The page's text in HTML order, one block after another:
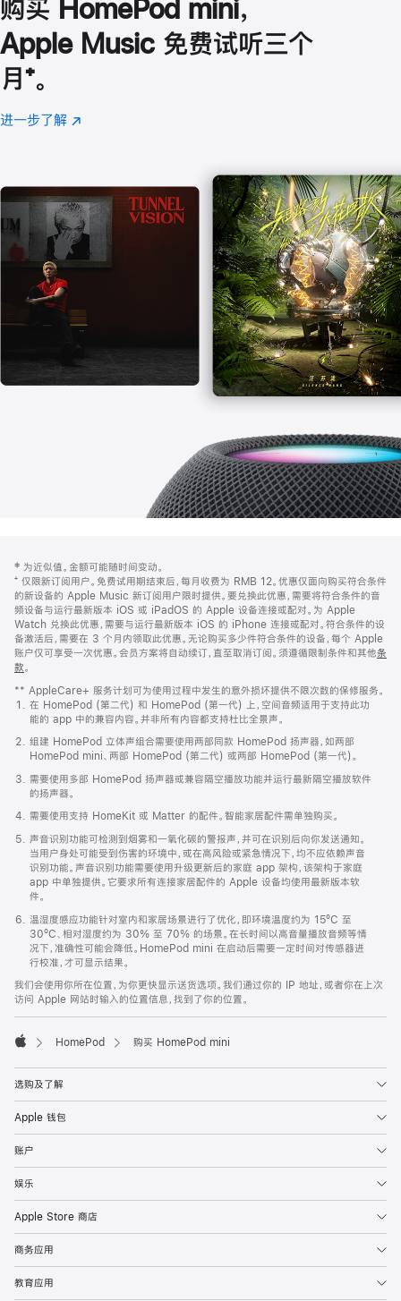
购买 HomePod mini，
Apple Music 免费试听三个
月 脚
注
⁺。
进一步了解 Apple
(在
口
中
打
开)
页
页
脚
注
‡ 为近似值。金额可能随时间变动。
⁺ 仅限新订阅用户。免费试用期结束后，每月收费为 RMB 12。优惠仅面向购买符合条件
的新设备的 Apple Music 新订阅用户限时提供。要兑换此优惠，需要将符合条件的音
频设备与运行最新版本 iOS 或 iPadOS 的 Apple 设备连接或配对。为 Apple
Watch 兑换此优惠，需要与运行最新版本 iOS 的 iPhone 连接或配对。符合条件的设
备激活后，需要在 3 个月内领取此优惠。无论购买多少件符合条件的设备，每个 Apple
账户仅可享受一次优惠。会员方案将自动续订，直至取消订阅。须遵循限制条件和其他条
款。
窗
口
中
打
开)
** AppleCare+ 服务计划可为使用过程中发生的意外损坏提供不限次数的保修服务。
在 HomePod (第二代) 和 HomePod (第一代) 上，空间音频适用于支持此功
能的 app 中的兼容内容。并非所有内容都支持杜比全景声。
组建 HomePod 立体声组合需要使用两部同款 HomePod 扬声器，如两部
HomePod mini、两部 HomePod (第二代) 或两部 HomePod (第一代)。
需要使用多部 HomePod 扬声器或兼容隔空播放功能并运行最新隔空播放软件
的扬声器。
需要使用支持 HomeKit 或 Matter 的配件。智能家居配件需单独购买。
声音识别功能可检测到烟雾和一氧化碳的警报声，并可在识别后向你发送通知。
当用户身处可能受到伤害的环境中，或在高风险或紧急情况下，均不应依赖声音
识别功能。声音识别功能需要使用升级更新后的家庭 app 架构，该架构于家庭
app 中单独提供。它要求所有连接家居配件的 Apple 设备均使用最新版本软
件。
温湿度感应功能针对室内和家居场景进行了优化，即环境温度约为 15ºC 至
30ºC、相对湿度约为 30% 至 70% 的场景。在长时间以高音量播放音频等情
况下，准确性可能会降低。HomePod mini 在启动后需要一定时间对传感器进
行校准，才可显示结果。
我们会使用你所在位置，为你更快显示送货选项。我们通过你的 IP 地址，或者你在上次
访问 Apple 网站时输入的位置信息，找到了你的位置。
HomePod 购买 HomePod mini
选购及了解
Apple 钱包
账户
娱乐
Apple Store 商店
商务应用
教育应用